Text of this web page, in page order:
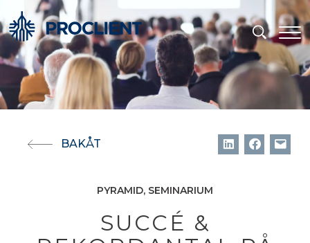
BAKÅT
PYRAMID SEMINARIUM
SUCCÉ &